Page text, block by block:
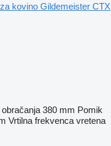
kovino Gildemeister CTX
380 mm Pomik
Vrtilna frekvenca vretena